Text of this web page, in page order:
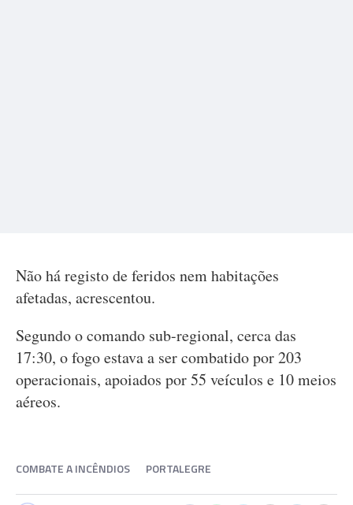
Não há registo de feridos nem habitações
afetadas, acrescentou.
Segundo o comando sub-regional, cerca das
17:30, o fogo estava a ser combatido por 203
operacionais, apoiados por 55 veículos e 10 meios
aéreos.
COMBATE A INCÊNDIOS PORTALEGRE